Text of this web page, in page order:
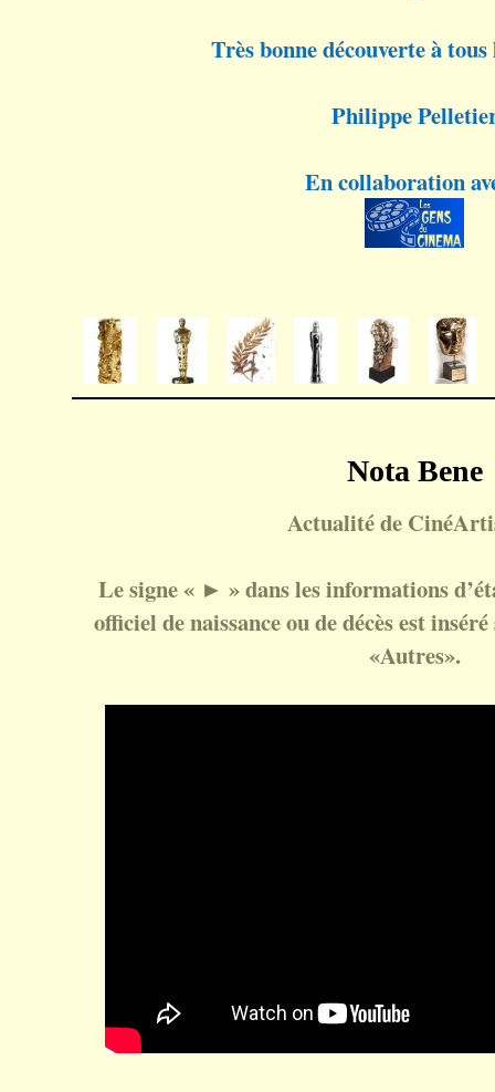
Très bonne découverte à
Philippe
En collaboration
Nota Bene
Actualité de
Le signe « ► » dans les informations
officiel de naissance ou de décès est
«Autres».